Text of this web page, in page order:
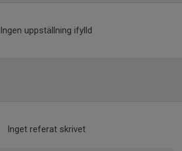
Ingen uppställning ifylld
Inget referat skrivet